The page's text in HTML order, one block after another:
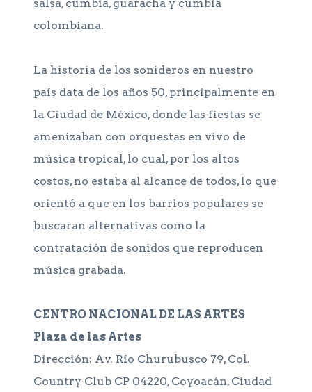
salsa, cumbia, guaracha y cumbia
colombiana.
La historia de los sonideros en nuestro
país data de los años 50, principalmente en
la Ciudad de México, donde las fiestas se
amenizaban con orquestas en vivo de
música tropical, lo cual, por los altos
costos, no estaba al alcance de todos, lo que
orientó a que en los barrios populares se
buscaran alternativas como la
contratación de sonidos que reproducen
música grabada.
CENTRO NACIONAL DE LAS ARTES
Plaza de las Artes
Dirección: Av. Río Churubusco 79, Col.
Country Club CP 04220, Coyoacán, Ciudad